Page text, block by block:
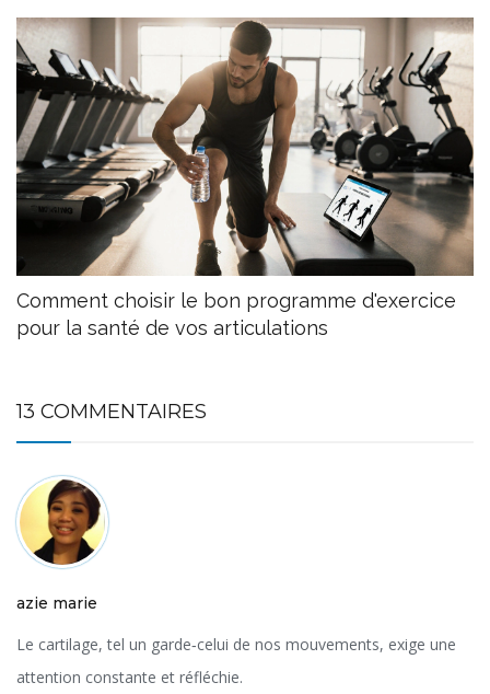
Comment choisir le bon programme d'exercice
pour la santé de vos articulations
13 COMMENTAIRES
azie marie
Le cartilage, tel un garde‑celui de nos mouvements, exige une
attention constante et réfléchie.